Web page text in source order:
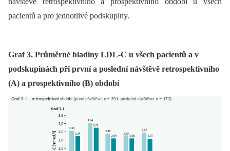
pacientů a pro jednotlivé podskupiny.
Graf 3. Průměrné hladiny LDL-C u všech pacientů a v
podskupinách při první a poslední návštěvě retrospektivního
(A) a prospektivního (B) období